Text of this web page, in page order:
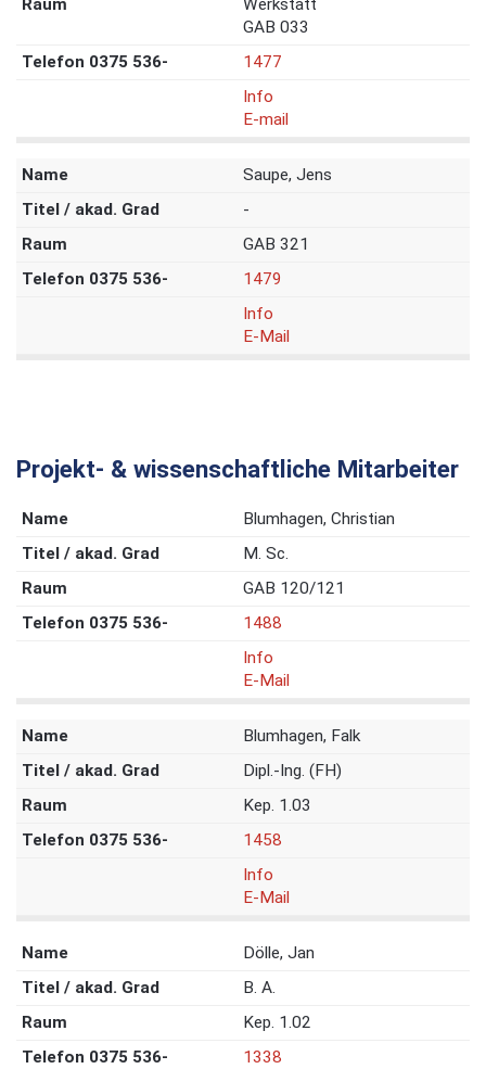
Werkstatt
GAB 033
1477
Info
E-mail
Saupe, Jens
-
GAB 321
1479
Info
E-Mail
Projekt- & wissenschaftliche Mitarbeiter
Blumhagen, Christian
M. Sc.
GAB 120/121
1488
Info
E-Mail
Blumhagen, Falk
Dipl.-Ing. (FH)
Kep. 1.03
1458
Info
E-Mail
Dölle, Jan
B. A.
Kep. 1.02
1338